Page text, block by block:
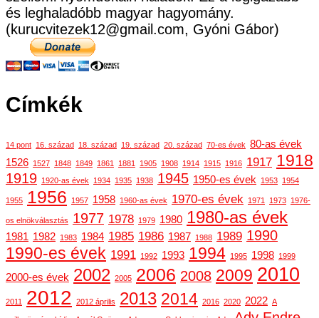
és leghaladóbb magyar hagyomány.
(kurucvitezek12@gmail.com, Gyóni Gábor)
Címkék
14 pont 16. század 18. század 19. század 20. század 70-es évek 80-as évek
1526 1527 1848 1849 1861 1881 1905 1908 1914 1915 1916 1917 1918
1919 1920-as évek 1934 1935 1938 1945 1950-es évek 1953 1954
1955 1956 1957 1958 1960-as évek 1970-es évek 1971 1973 1976-
os elnökválasztás 1977 1978 1979 1980 1980-as évek
1981 1982 1983 1984 1985 1986 1987 1988 1989 1990
1990-es évek 1991 1992 1993 1994 1995 1998 1999
2000-es évek 2002 2005 2006 2008 2009 2010
2011 2012 2012 április 2013 2014 2016 2020 2022 A